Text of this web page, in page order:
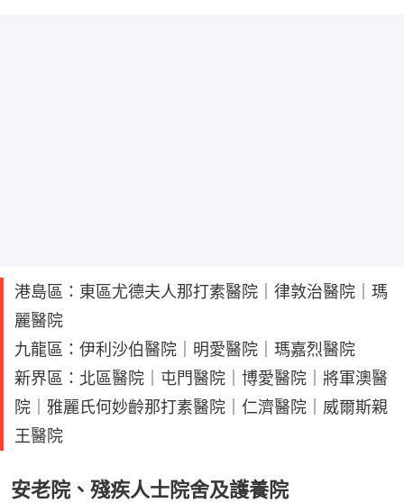
港島區：東區尤德夫人那打素醫院｜律敦治醫院｜瑪
麗醫院
九龍區：伊利沙伯醫院｜明愛醫院｜瑪嘉烈醫院
新界區：北區醫院｜屯門醫院｜博愛醫院｜將軍澳醫
院｜雅麗氏何妙齡那打素醫院｜仁濟醫院｜威爾斯親
王醫院
安老院、殘疾人士院舍及護養院